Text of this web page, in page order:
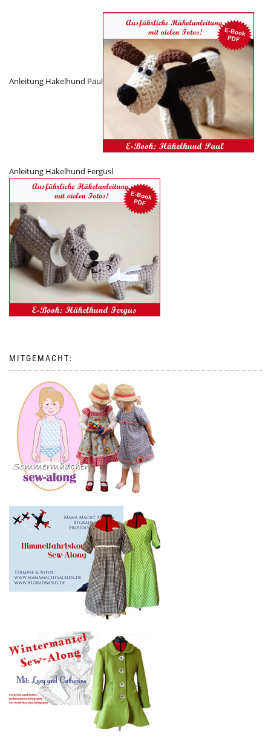
Anleitung Häkelhund Paul
Anleitung Häkelhund Fergusl
MITGEMACHT: